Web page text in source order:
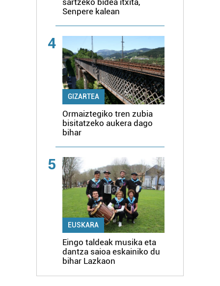
Senpere kalean
4
GIZARTEA
Ormaiztegiko tren zubia
bisitatzeko aukera dago
bihar
5
EUSKARA
Eingo taldeak musika eta
dantza saioa eskainiko du
bihar Lazkaon